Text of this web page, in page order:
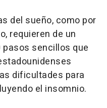
del sueño, como por
requieren de un
sencillos que
dificultades para
el insomnio.